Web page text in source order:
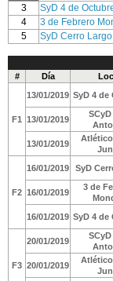
3
SyD 4 de
4
3 de Febrero
5
SyD Cerro Largo
#
Día
F1
13/01/2019 SyD 4 de
13/01/2019
SCyD
13/01/2019
F2
16/01/2019 SyD
16/01/2019
3 de
16/01/2019 SyD 4 de
F3
20/01/2019
SCyD
20/01/2019